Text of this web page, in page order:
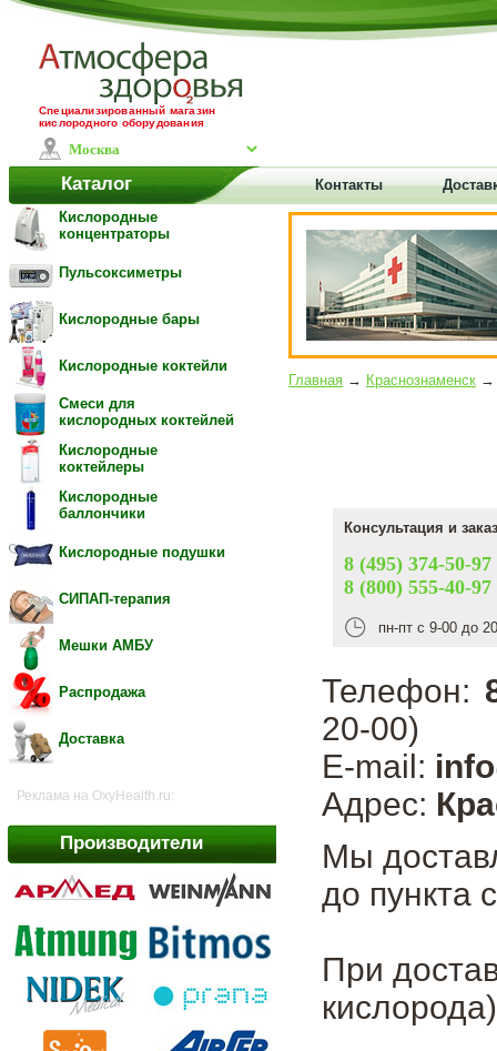
Специализированный магазин
кислородного оборудования
Каталог Контакты
Кислородные
концентраторы
Пульсоксиметры
Кислородные бары
Кислородные коктейли
Смеси для
кислородных коктейлей
Кислородные
коктейлеры
Кислородные
баллончики
Кислородные подушки
СИПАП-терапия
Мешки АМБУ
Распродажа
Доставка
Реклама на OxyHealth.ru:
Производители
Главная → Краснознаменск →
Консультация и
8 (495) 374-50-97
8 (800) 555-40-97
пн-пт с 9-00 до
Телефон:
20-00)
E-mail:
Адрес:
Мы
до пункта
При